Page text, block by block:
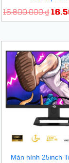
16.800.000₫
₫.
Màn hình 25inch
gốc
là: